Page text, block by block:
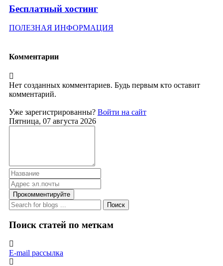
Бесплатный хостинг
ПОЛЕЗНАЯ ИНФОРМАЦИЯ
Комментарии
Нет созданных комментариев. Будь первым кто оставит
комментарий.
Уже зарегистрированны? Войти на сайт
Пятница, 07 августа 2026
Прокомментируйте
Поиск
Поиск статей по меткам
E-mail рассылка